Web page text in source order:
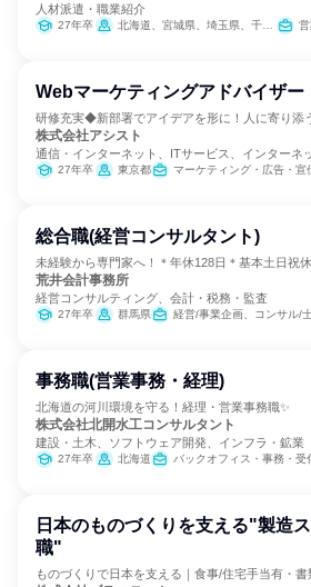
人材派遣・職業紹介
27年卒 北海道、宮城県、埼玉県、千葉県、東京都、神奈川県、静岡県、愛知県、大阪府、福岡県、鹿児島県、沖縄県 営
Webマーケティングアドバイザー
研修充実◆新部署でアイデアを形に！人に寄り添
株式会社アシスト
通信・インターネット、ITサービス、インターネ
27年卒 東京都 マーケティング・広告・宣伝、経営/事業企画、カス
総合職(経営コンサルタント)
未経験から専門家へ！＊年休128日＊基本土日祝
荒井会計事務所
経営コンサルティング、会計・税務・監査
27年卒 群馬県 経営/事業企画、コンサル/
事務職(営業事務・経理)
北海道の河川環境を守る！経理・営業事務職✨
株式会社北開水工コンサルタント
建設・土木、ソフトウェア開発、インフラ・鉱業
27年卒 北海道 バックオフィス・事務・受
日本のものづくりを支える"製造
職"
ものづくりで日本を支える｜食事/住宅手当有・書